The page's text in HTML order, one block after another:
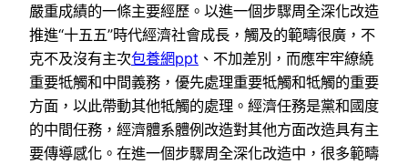
嚴重成績的一條主要經歷。以進一個步驟周全深化改造
推進“十五五”時代經濟社會成長，觸及的範疇很廣，不
克不及沒有主次包養網ppt 、不加差別，而應牢牢繚繞
重要牴觸和中間義務，優先處理重要牴觸和牴觸的重要
方面，以此帶動其他牴觸的處理。經濟任務是黨和國度
的中間任務，經濟體系體例改造對其他方面改造具有主
要傳導感化。在進一個步驟周全深化改造中，很多範疇